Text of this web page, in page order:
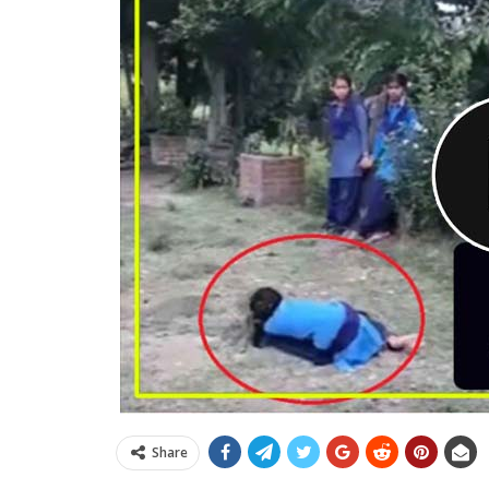
Share